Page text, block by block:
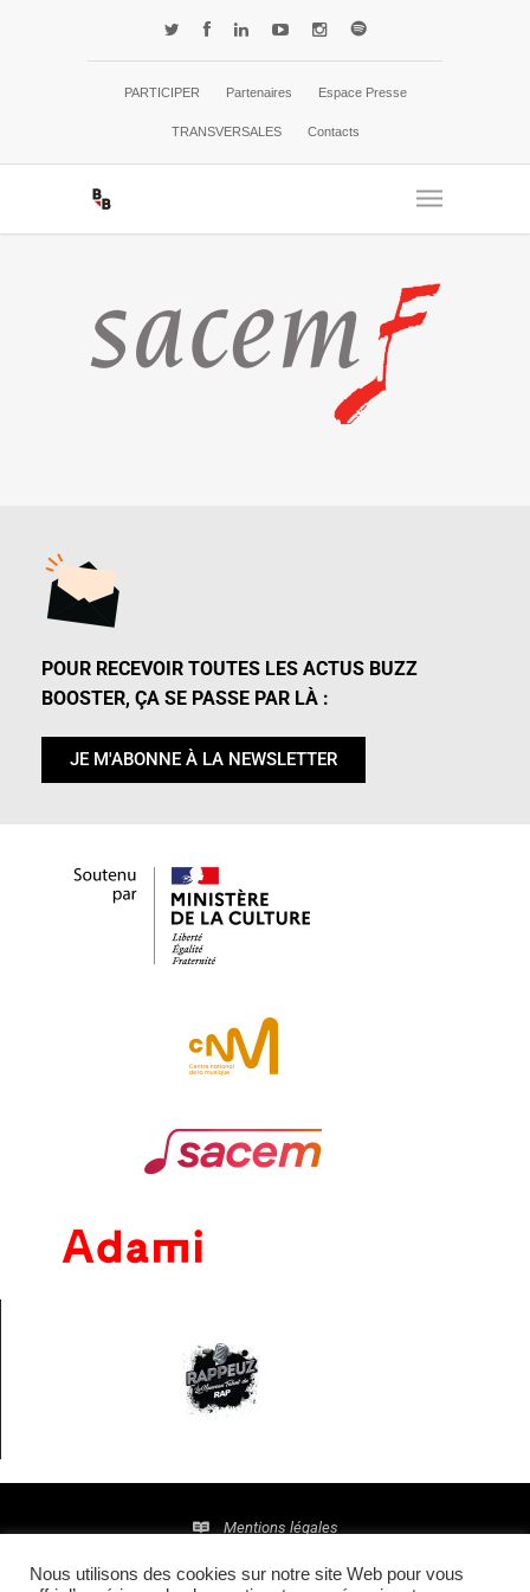
PARTICIPER Partenaires Espace Presse
TRANSVERSALES Contacts
POUR RECEVOIR TOUTES LES ACTUS BUZZ
BOOSTER, ÇA SE PASSE PAR LÀ :
JE M'ABONNE À LA NEWSLETTER
Mentions légales
Politique de confidentialité
Nous utilisons des cookies sur notre site Web pour vous